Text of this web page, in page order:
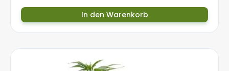
In den Warenkorb